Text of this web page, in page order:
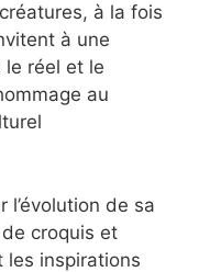
à la fois
à une
réel et le
au
l’évolution de sa
croquis et
les inspirations